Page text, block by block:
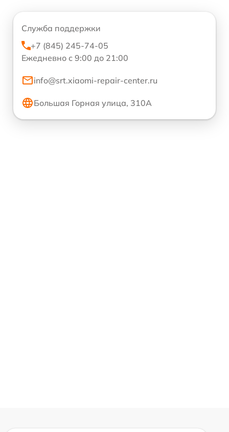
Служба поддержки
+7 (845) 245-74-05
Ежедневно с 9:00 до 21:00
info@srt.xiaomi-repair-center.ru
Большая Горная улица, 310А